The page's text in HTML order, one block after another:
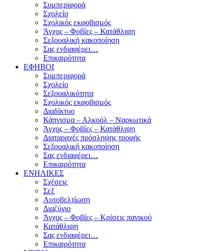
Συμπεριφορά
Σχολείο
Σχολικός εκφοβισμός
Άγχος – Φοβίες – Κατάθλιψη
Σεξουαλική κακοποίηση
Σας ενδιαφέρει…
Επικαιρότητα
ΕΦΗΒΟΙ
Συμπεριφορά
Σχολείο
Σεξουαλικότητα
Σχολικός εκφοβισμός
Διαδίκτυο
Κάπνισμα – Αλκοόλ – Ναρκωτικά
Άγχος – Φοβίες – Κατάθλιψη
Διαταραχές πρόσληψης τροφής
Σεξουαλική κακοποίηση
Σας ενδιαφέρει…
Επικαιρότητα
ΕΝΗΛΙΚΕΣ
Σχέσεις
Σεξ
Αυτοβελτίωση
Διαζύγιο
Άγχος – Φοβίες – Κρίσεις πανικού
Κατάθλιψη
Σας ενδιαφέρει…
Επικαιρότητα